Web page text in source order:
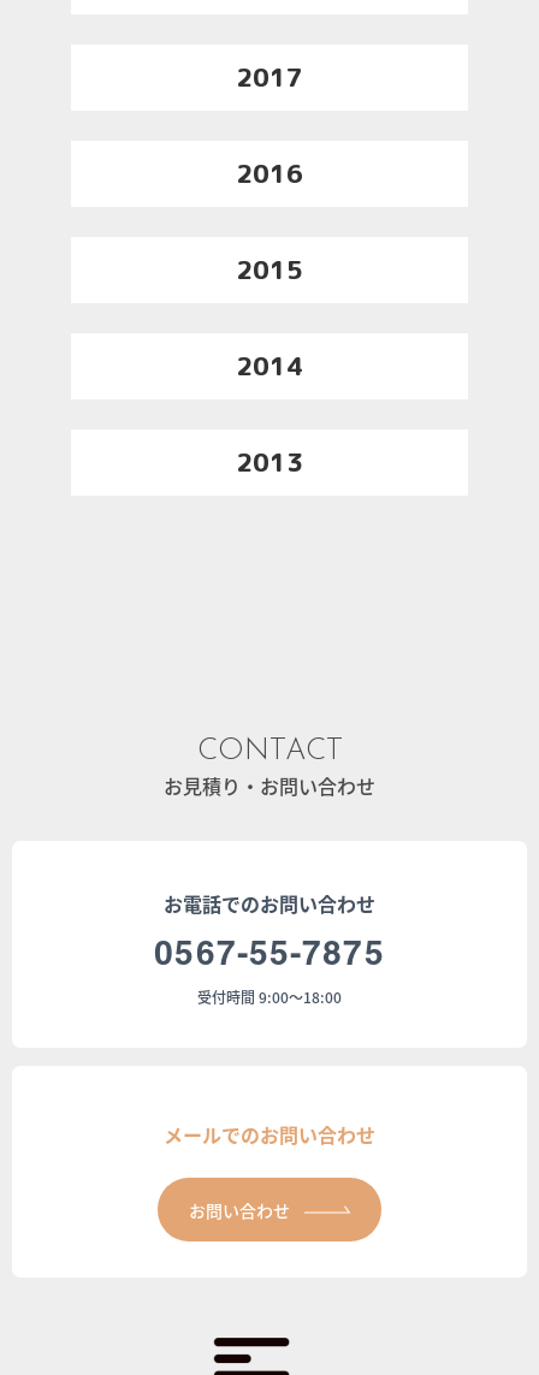
2017
2016
2015
2014
2013
CONTACT
お見積り・お問い合わせ
お電話でのお問い合わせ
0567-55-7875
受付時間 9:00～18:00
メールでのお問い合わせ
お問い合わせ